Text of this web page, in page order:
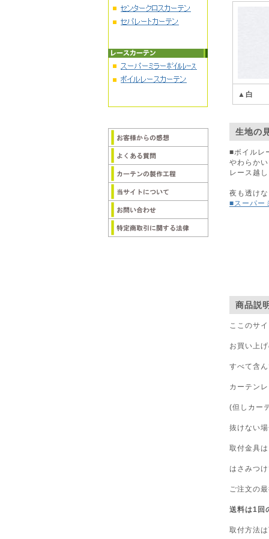
▲白
生地の
■ボイルレ
やわらか
レース越
夜も透け
■スーパー
商品説
ここのサ
お買い上
すべて含
カーテン
(但しカー
抜けない
取付金具
はさみつ
ご注文の
送料は1回
取付方法